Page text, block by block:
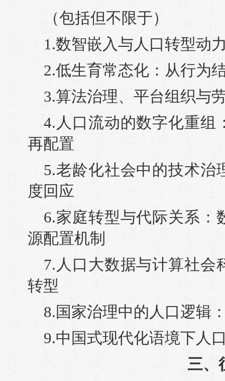
（包括但不限于）
1.数智嵌入与人口转型动
2.低生育常态化：从行为
3.算法治理、平台组织与
4.人口流动的数字化重组
再配置
5.老龄化社会中的技术治
度回应
6.家庭转型与代际关系：
源配置机制
7.人口大数据与计算社会
转型
8.国家治理中的人口逻辑
9.中国式现代化语境下人
三、